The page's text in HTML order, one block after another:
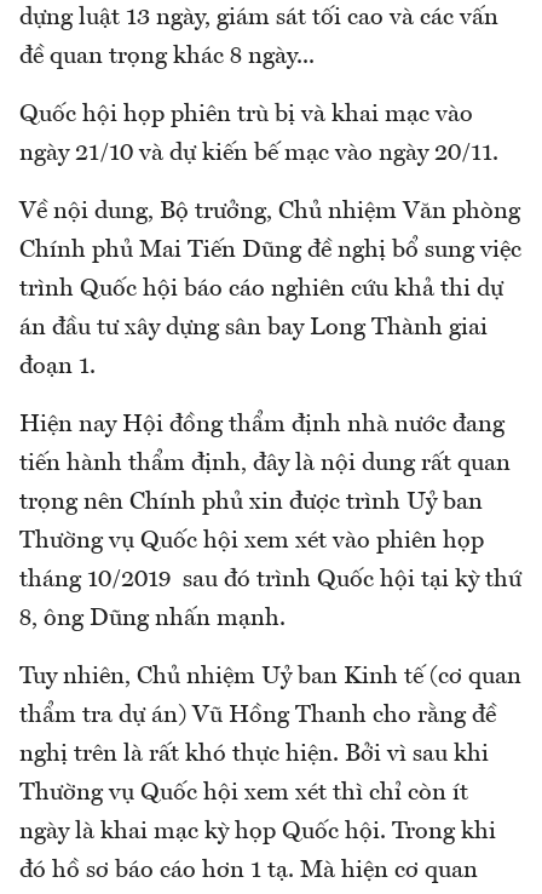
dựng luật 13 ngày, giám sát tối cao và các vấn
đề quan trọng khác 8 ngày...
Quốc hội họp phiên trù bị và khai mạc vào
ngày 21/10 và dự kiến bế mạc vào ngày 20/11.
Về nội dung, Bộ trưởng, Chủ nhiệm Văn phòng
Chính phủ Mai Tiến Dũng đề nghị bổ sung việc
trình Quốc hội báo cáo nghiên cứu khả thi dự
án đầu tư xây dựng sân bay Long Thành giai
đoạn 1.
Hiện nay Hội đồng thẩm định nhà nước đang
tiến hành thẩm định, đây là nội dung rất quan
trọng nên Chính phủ xin được trình Uỷ ban
Thường vụ Quốc hội xem xét vào phiên họp
tháng 10/2019 sau đó trình Quốc hội tại kỳ thứ
8, ông Dũng nhấn mạnh.
Tuy nhiên, Chủ nhiệm Uỷ ban Kinh tế (cơ quan
thẩm tra dự án) Vũ Hồng Thanh cho rằng đề
nghị trên là rất khó thực hiện. Bởi vì sau khi
Thường vụ Quốc hội xem xét thì chỉ còn ít
ngày là khai mạc kỳ họp Quốc hội. Trong khi
đó hồ sơ báo cáo hơn 1 tạ. Mà hiện cơ quan